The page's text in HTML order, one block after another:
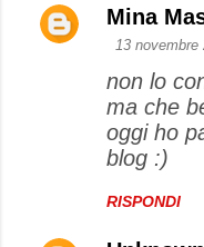
Mina
13
non lo
ma che
oggi ho
blog :)
RISPONDI